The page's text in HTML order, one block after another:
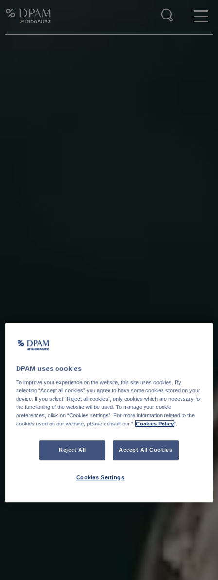
DPAM uses cookies
To improve your experience on the website, this site uses cookies. By
selecting “Accept all cookies” you agree to have some cookies stored on your
device. If you select “Reject all cookies”, only cookies which are necessary for
the functioning of the website will be used. To manage your cookie
preferences, click on “Cookies settings”. For more information related to the
cookies used on our website, please consult our “ Cookies Policy".
Reject All Accept All Cookies
Cookies Settings